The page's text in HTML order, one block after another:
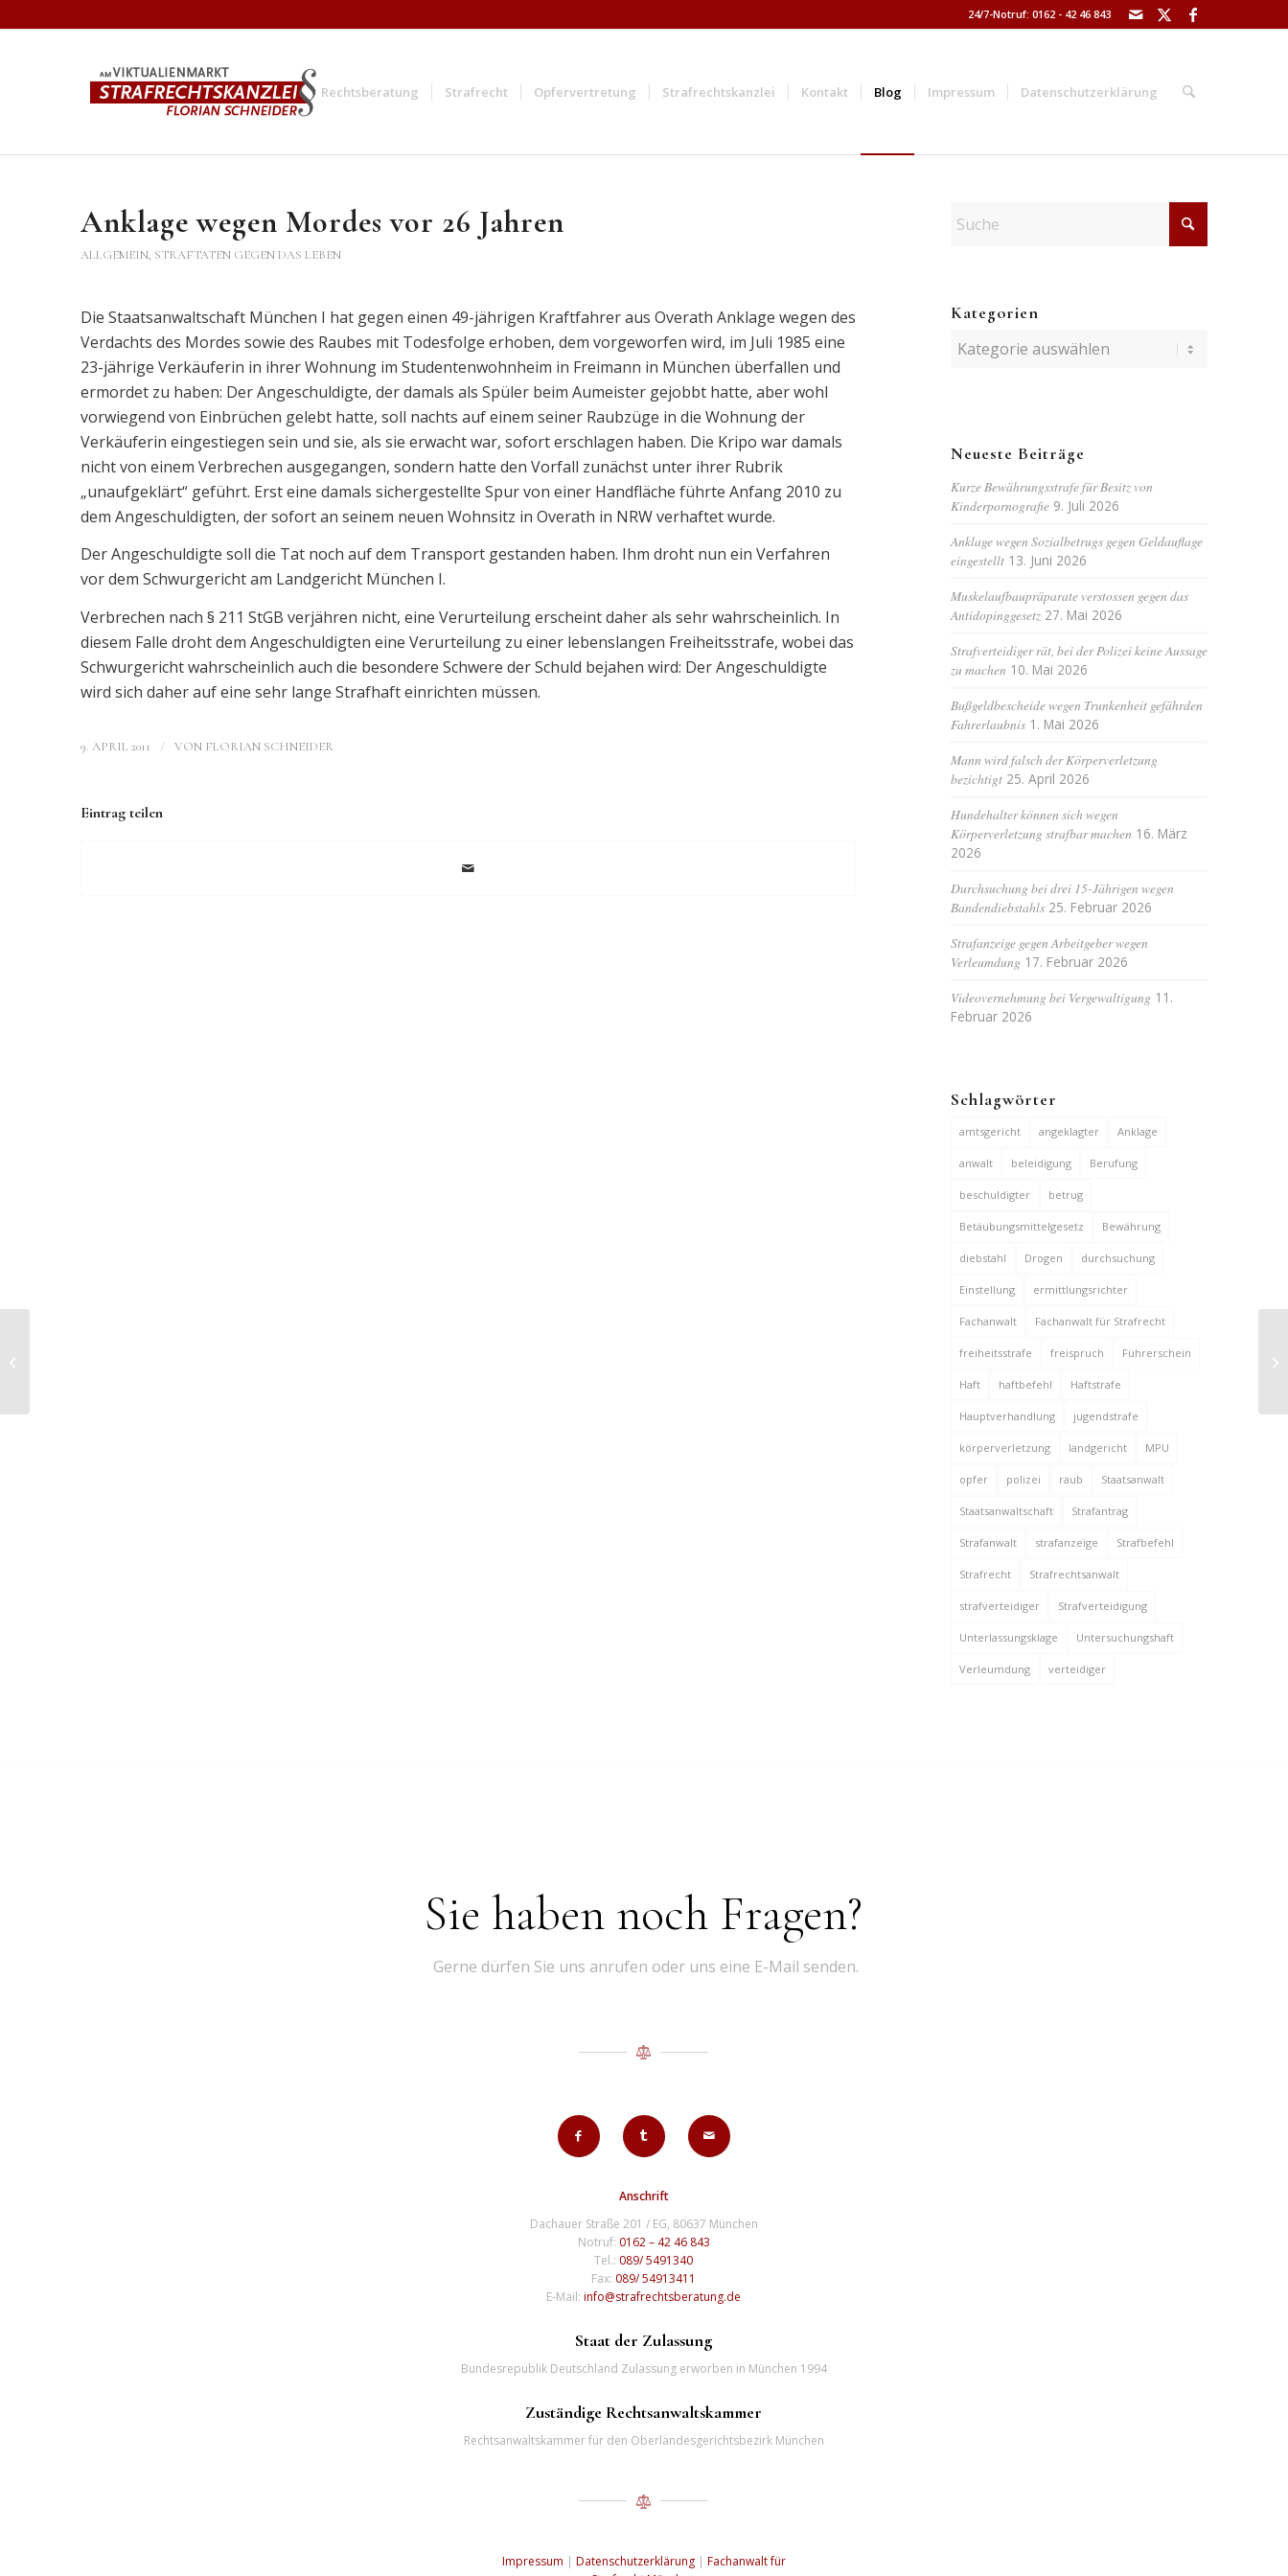
24/7-Notruf: 0162 - 42 46 843
Rechtsberatung Strafrecht Opfervertretung Strafrechtskanzlei Kontakt Blog Impressum Datenschutzerklärung
Anklage wegen Mordes vor 26 Jahren
ALLGEMEIN, STRAFTATEN GEGEN DAS LEBEN
Die Staatsanwaltschaft München I hat gegen einen 49-jährigen Kraftfahrer aus Overath Anklage wegen des
Verdachts des Mordes sowie des Raubes mit Todesfolge erhoben, dem vorgeworfen wird, im Juli 1985 eine
23-jährige Verkäuferin in ihrer Wohnung im Studentenwohnheim in Freimann in München überfallen und
ermordet zu haben: Der Angeschuldigte, der damals als Spüler beim Aumeister gejobbt hatte, aber wohl
vorwiegend von Einbrüchen gelebt hatte, soll nachts auf einem seiner Raubzüge in die Wohnung der
Verkäuferin eingestiegen sein und sie, als sie erwacht war, sofort erschlagen haben. Die Kripo war damals
nicht von einem Verbrechen ausgegangen, sondern hatte den Vorfall zunächst unter ihrer Rubrik
„unaufgeklärt“ geführt. Erst eine damals sichergestellte Spur von einer Handfläche führte Anfang 2010 zu
dem Angeschuldigten, der sofort an seinem neuen Wohnsitz in Overath in NRW verhaftet wurde.
Der Angeschuldigte soll die Tat noch auf dem Transport gestanden haben. Ihm droht nun ein Verfahren
vor dem Schwurgericht am Landgericht München I.
Verbrechen nach § 211 StGB verjähren nicht, eine Verurteilung erscheint daher als sehr wahrscheinlich. In
diesem Falle droht dem Angeschuldigten eine Verurteilung zu einer lebenslangen Freiheitsstrafe, wobei das
Schwurgericht wahrscheinlich auch die besondere Schwere der Schuld bejahen wird: Der Angeschuldigte
wird sich daher auf eine sehr lange Strafhaft einrichten müssen.
9. APRIL 2011 / VON FLORIAN SCHNEIDER
Eintrag teilen
Kategorien
Kategorien
Neueste Beiträge
Kurze Bewährungsstrafe für Besitz von
Kinderpornografie 9. Juli 2026
Anklage wegen Sozialbetrugs gegen Geldauflage
eingestellt 13. Juni 2026
Muskelaufbaupräparate verstossen gegen das
Antidopinggesetz 27. Mai 2026
Strafverteidiger rät, bei der Polizei keine Aussage
zu machen 10. Mai 2026
Bußgeldbescheide wegen Trunkenheit gefährden
Fahrerlaubnis 1. Mai 2026
Mann wird falsch der Körperverletzung
bezichtigt 25. April 2026
Hundehalter können sich wegen
Körperverletzung strafbar machen 16. März
2026
Durchsuchung bei drei 15-Jährigen wegen
Bandendiebstahls 25. Februar 2026
Strafanzeige gegen Arbeitgeber wegen
Verleumdung 17. Februar 2026
Videovernehmung bei Vergewaltigung 11.
Februar 2026
Schlagwörter
amtsgericht angeklagter Anklage
anwalt beleidigung Berufung
beschuldigter betrug
Betäubungsmittelgesetz Bewährung
diebstahl Drogen durchsuchung
Einstellung ermittlungsrichter
Fachanwalt Fachanwalt für Strafrecht
freiheitsstrafe freispruch Führerschein
Haft haftbefehl Haftstrafe
Hauptverhandlung jugendstrafe
körperverletzung landgericht MPU
opfer polizei raub Staatsanwalt
Staatsanwaltschaft Strafantrag
Strafanwalt strafanzeige Strafbefehl
Strafrecht Strafrechtsanwalt
strafverteidiger Strafverteidigung
Unterlassungsklage Untersuchungshaft
Verleumdung verteidiger
Sie haben noch Fragen?
Gerne dürfen Sie uns anrufen oder uns eine E-Mail senden.
Anschrift
Dachauer Straße 201 / EG, 80637 München
Notruf: 0162 – 42 46 843
Tel.: 089/ 5491340
Fax: 089/ 54913411
E-Mail:info@strafrechtsberatung.de
Staat der Zulassung
Bundesrepublik Deutschland Zulassung erworben in München 1994
Zuständige Rechtsanwaltskammer
Rechtsanwaltskammer für den Oberlandesgerichtsbezirk München
Impressum | Datenschutzerklärung| Fachanwalt für